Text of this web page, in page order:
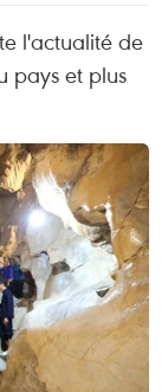
l'actualité de
pays et plus